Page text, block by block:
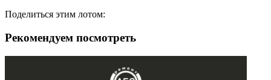
Поделиться этим лотом:
Рекомендуем посмотреть